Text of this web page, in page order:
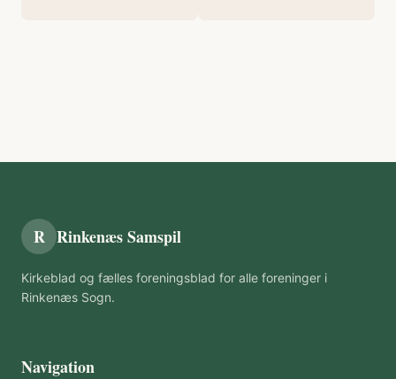
R Rinkenæs Samspil
Kirkeblad og fælles foreningsblad for alle foreninger i
Rinkenæs Sogn.
Navigation